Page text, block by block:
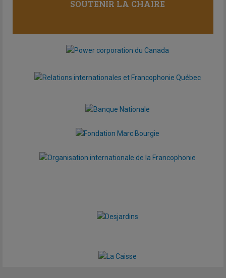
SOUTENIR LA CHAIRE